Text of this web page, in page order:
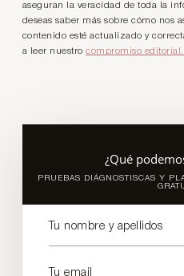
aseguran la veracidad de toda la
deseas saber más sobre cómo nos
contenido esté actualizado y
a leer nuestrocompromiso editorial.
¿Qué
PRUEBAS DIÁGNOSTISCAS Y
Tu nombre y apellidos
Tu email